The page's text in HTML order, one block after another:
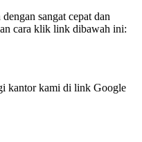
sangat cepat dan
cara klik link dibawah ini:
kantor kami di link Google